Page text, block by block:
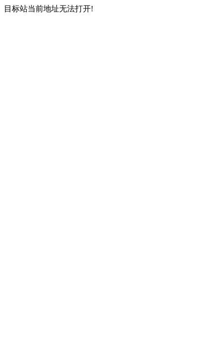
目标站当前地址无法打开!